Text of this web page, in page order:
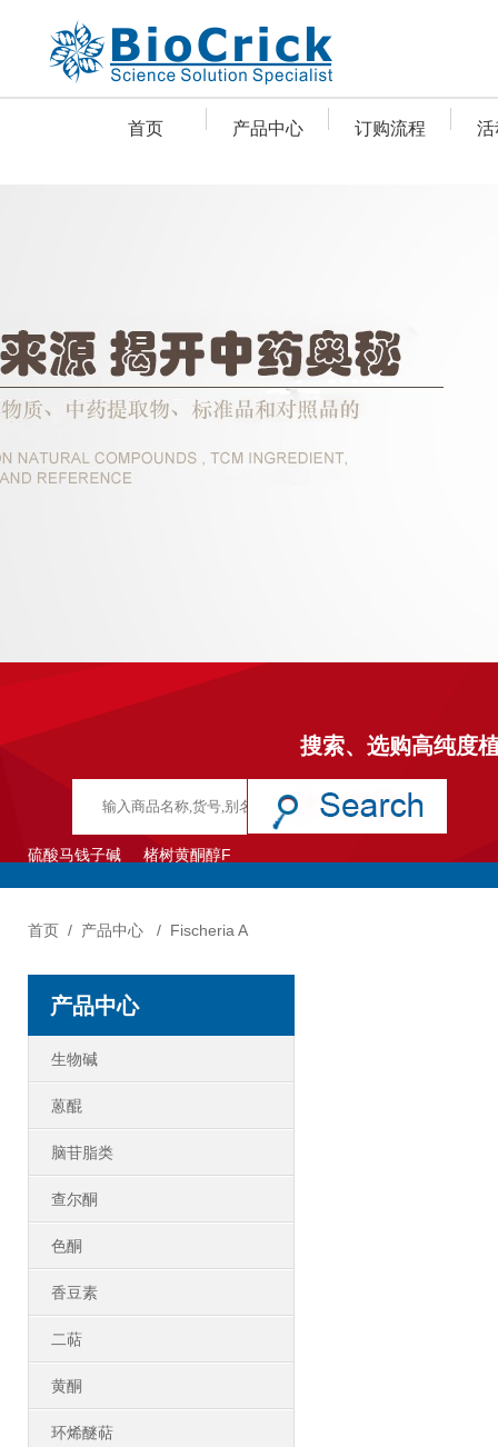
首页 产品中心 订购流程 活
搜索、选购高纯度
硫酸马钱子碱 楮树黄酮醇F
首页/ 产品中心/ Fischeria A
产品中心
生物碱
蒽醌
脑苷脂类
查尔酮
色酮
香豆素
二萜
黄酮
环烯醚萜